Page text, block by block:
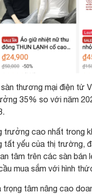
thương mại điện tử
35% so với năm
cao nhất trong
tất yếu của thị trường,
tâm trên các sàn
mua sắm với hình
tâm nâng cao